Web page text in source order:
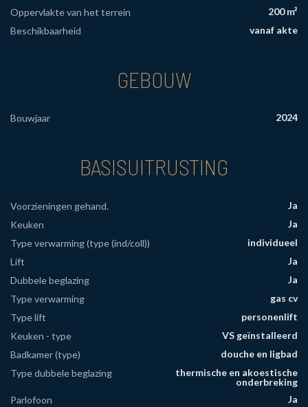
Oppervlakte van het terrein
200 m²
Beschikbaarheid
vanaf akte
GEBOUW
Bouwjaar 2024
BASISUITRUSTING
Voorzieningen gehand.
Ja
Keuken
Ja
Type verwarming (type (ind/coll))
individueel
Lift
Ja
Dubbele beglazing
Ja
Type verwarming
gas cv
Type lift
personenlift
Keuken - type
VS geïnstalleerd
Badkamer (type)
douche en ligbad
Type dubbele beglazing
thermische en akoestische
onderbreking
Parlofoon
Ja